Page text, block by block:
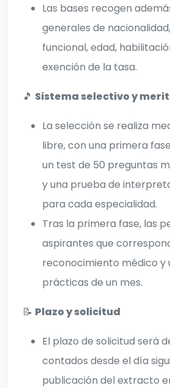
Las bases recogen
generales de
funcional, edad,
exención de la tasa.
🎵 Sistema selectivo y
La selección se realiza
libre, con una primera
un test de 50 preguntas
y una prueba de
para cada especialidad.
Tras la primera fase, las
aspirantes que
reconocimiento médico y
prácticas de un mes.
📝 Plazo y solicitud
El plazo de solicitud será
contados desde el día
publicación del extracto